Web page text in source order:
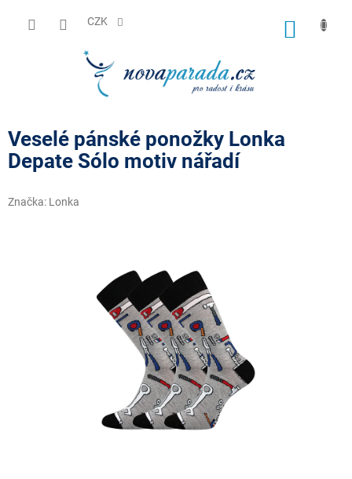
CZK
Veselé pánské ponožky Lonka
Depate Sólo motiv nářadí
Značka: Lonka